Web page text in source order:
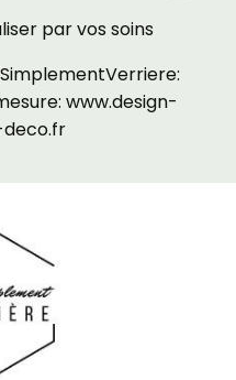
par vos soins
www.design-